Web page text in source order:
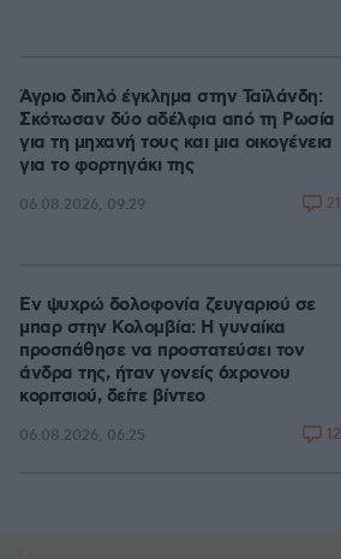
Άγριο διπλό έγκλημα στην Ταϊλάνδη:
Σκότωσαν δύο αδέλφια από τη Ρωσία
για τη μηχανή τους και μια οικογένεια
για το φορτηγάκι της
06.08.2026, 09:29 21
Εν ψυχρώ δολοφονία ζευγαριού σε
μπαρ στην Κολομβία: Η γυναίκα
προσπάθησε να προστατεύσει τον
άνδρα της, ήταν γονείς 6χρονου
κοριτσιού, δείτε βίντεο
06.08.2026, 06:25 12